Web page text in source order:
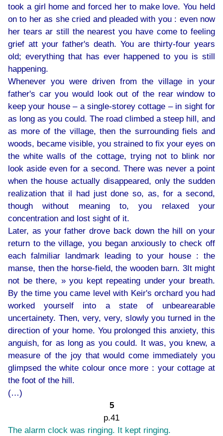
took a girl home and forced her to make love. You held
on to her as she cried and pleaded with you : even now
her tears ar still the nearest you have come to feeling
grief att your father's death. You are thirty-four years
old; everything that has ever happened to you is still
happening.
Whenever you were driven from the village in your
father's car you would look out of the rear window to
keep your house – a single-storey cottage – in sight for
as long as you could. The road climbed a steep hill, and
as more of the village, then the surrounding fiels and
woods, became visible, you strained to fix your eyes on
the white walls of the cottage, trying not to blink nor
look aside even for a second. There was never a point
when the house actually disappeared, only the sudden
realization that il had just done so, as, for a second,
though without meaning to, you relaxed your
concentration and lost sight of it.
Later, as your father drove back down the hill on your
return to the village, you began anxiously to check off
each falmiliar landmark leading to your house : the
manse, then the horse-field, the wooden barn. 3It might
not be there, » you kept repeating under your breath.
By the time you came level with Keir's orchard you had
worked yourself into a state of unbearearable
uncertainety. Then, very, very, slowly you turned in the
direction of your home. You prolonged this anxiety, this
anguish, for as long as you could. It was, you knew, a
measure of the joy that would come immediately you
glimpsed the white colour once more : your cottage at
the foot of the hill.
(…)
5
p.41
The alarm clock was ringing. It kept ringing.